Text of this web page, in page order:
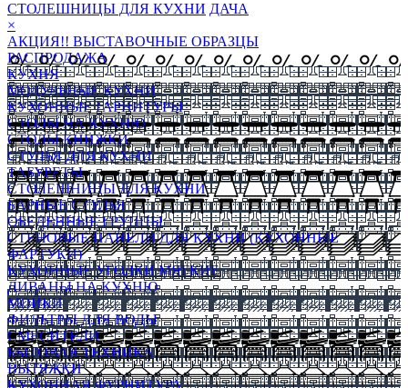
СТОЛЕШНИЦЫ ДЛЯ КУХНИ ДАЧА
×
АКЦИЯ!! ВЫСТАВОЧНЫЕ ОБРАЗЦЫ
РАСПРОДАЖА
КУХНЯ
МОДУЛЬНЫЕ КУХНИ
КУХОННЫЕ ГАРНИТУРЫ
СТОЛЫ НА КУХНЮ
СТОЛЫ КНИЖКИ
СТУЛЬЯ ДЛЯ КУХНИ
ТАБУРЕТЫ
СТОЛЕШНИЦЫ ДЛЯ КУХНИ
БАРНЫЕ СТУЛЬЯ
ОБЕДЕННЫЕ ГРУППЫ
СТЕНОВЫЕ ПАНЕЛИ ДЛЯ КУХНИ (КУХОННЫЕ
ФАРТУКИ)
КУХОННЫЕ УГОЛКИ МЯГКИЕ
ДИВАНЫ НА КУХНЮ
МОЙКИ
ФИЛЬТРЫ ДЛЯ ВОДЫ
СМЕСИТЕЛИ
БЫТОВАЯ ТЕХНИКА
ВЫТЯЖКИ